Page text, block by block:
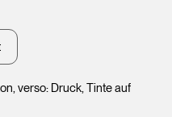
verso: Druck, Tinte auf